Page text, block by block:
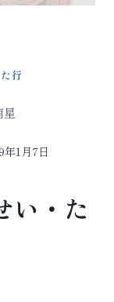
た行
星
年1月7日
・た